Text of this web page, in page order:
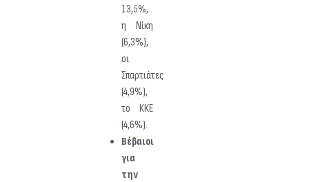
13,5%,
η Νίκη
(6,3%),
οι
Σπαρτιάτες
(4,9%),
το ΚΚΕ
(4,6%).
Βέβαιοι
για
την